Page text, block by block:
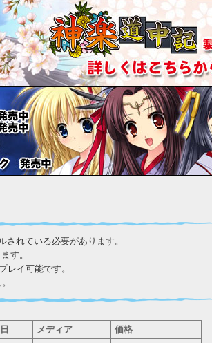
されている必要があります。
す。
レイ可能です。
メディア 価格